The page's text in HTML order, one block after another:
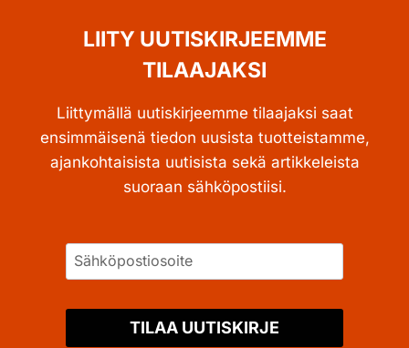
LIITY UUTISKIRJEEMME
TILAAJAKSI
Liittymällä uutiskirjeemme tilaajaksi saat
ensimmäisenä tiedon uusista tuotteistamme,
ajankohtaisista uutisista sekä artikkeleista
suoraan sähköpostiisi.
TILAA UUTISKIRJE